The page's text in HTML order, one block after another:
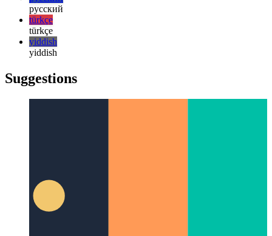
한국어
한국어
русский
русский
türkçe
yiddish
yiddish